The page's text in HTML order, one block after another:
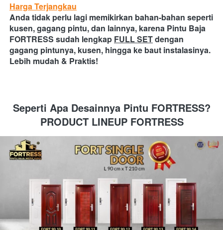
Harga Terjangkau
Anda tidak perlu lagi memikirkan bahan-bahan seperti
kusen, gagang pintu, dan lainnya, karena Pintu Baja
FORTRESS sudah lengkap FULL SETdengan
gagang pintunya, kusen, hingga ke baut instalasinya.
Lebih mudah & Praktis!
Seperti Apa Desainnya Pintu FORTRESS?
PRODUCT LINEUP FORTRESS